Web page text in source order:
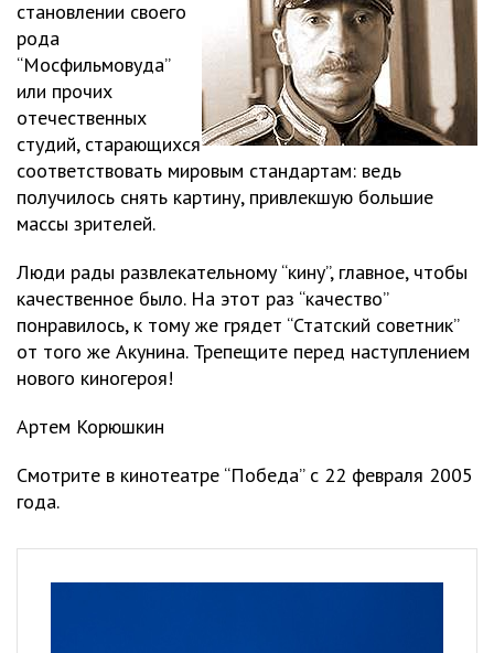
становлении своего
рода
“Мосфильмовуда”
или прочих
отечественных
студий, старающихся
соответствовать мировым стандартам: ведь
получилось снять картину, привлекшую большие
массы зрителей.
Люди рады развлекательному “кину”, главное, чтобы
качественное было. На этот раз “качество”
понравилось, к тому же грядет “Статский советник”
от того же Акунина. Трепещите перед наступлением
нового киногероя!
Артем Корюшкин
Смотрите в кинотеатре “Победа” с 22 февраля 2005
года.